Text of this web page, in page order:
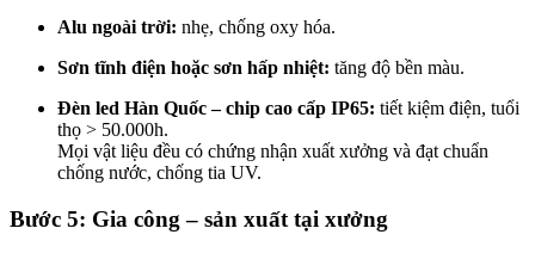
Alu ngoài trời: nhẹ, chống oxy hóa.
Sơn tĩnh điện hoặc sơn hấp nhiệt: tăng độ bền màu.
Đèn led Hàn Quốc – chip cao cấp IP65: tiết kiệm điện, tuổi
thọ > 50.000h.
Mọi vật liệu đều có chứng nhận xuất xưởng và đạt chuẩn
chống nước, chống tia UV.
Bước 5: Gia công – sản xuất tại xưởng